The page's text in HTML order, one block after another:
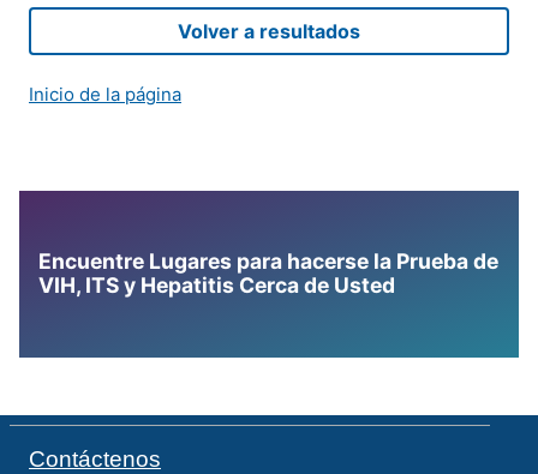
Volver a resultados
Inicio de la página
Encuentre Lugares para hacerse la Prueba de
VIH, ITS y Hepatitis Cerca de Usted
Contáctenos